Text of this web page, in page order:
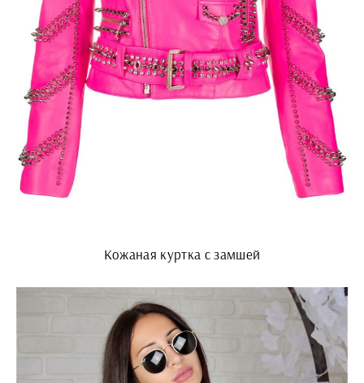
Кожаная куртка с замшей